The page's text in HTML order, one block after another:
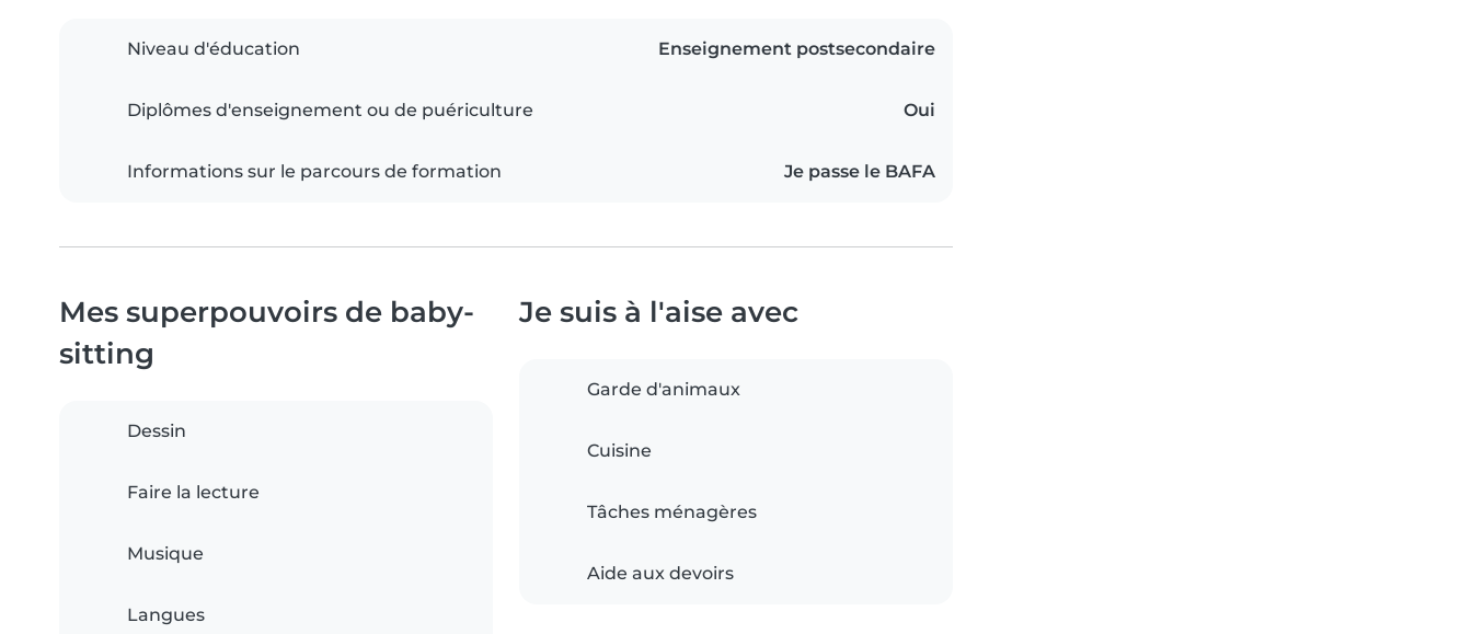
Niveau d'éducation Enseignement postsecondaire
Diplômes d'enseignement ou de puériculture Oui
Informations sur le parcours de formation Je passe le BAFA
Mes superpouvoirs de baby-
sitting
Dessin
Faire la lecture
Musique
Langues
Je suis à l'aise avec
Garde d'animaux
Cuisine
Tâches ménagères
Aide aux devoirs